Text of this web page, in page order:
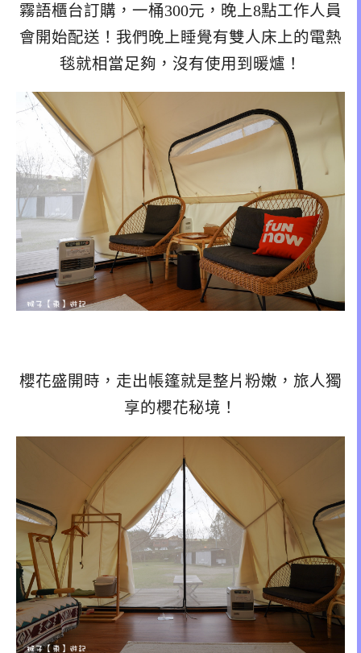
霧語櫃台訂購，一桶300元，晚上8點工作人員
會開始配送！我們晚上睡覺有雙人床上的電熱
毯就相當足夠，沒有使用到暖爐！
櫻花盛開時，走出帳篷就是整片粉嫩，旅人獨
享的櫻花秘境！